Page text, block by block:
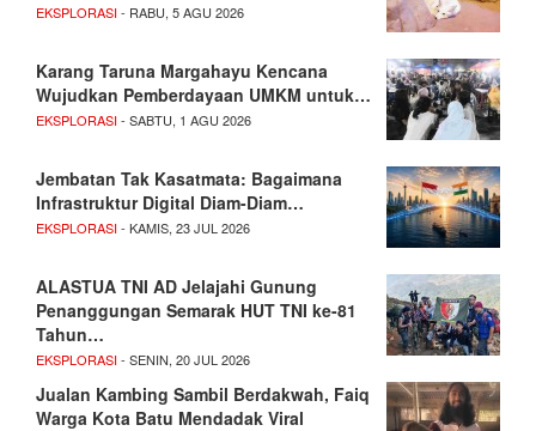
EKSPLORASI- RABU, 5 AGU 2026
Karang Taruna Margahayu Kencana
Wujudkan Pemberdayaan UMKM untuk…
EKSPLORASI- SABTU, 1 AGU 2026
Jembatan Tak Kasatmata: Bagaimana
Infrastruktur Digital Diam-Diam…
EKSPLORASI- KAMIS, 23 JUL 2026
ALASTUA TNI AD Jelajahi Gunung
Penanggungan Semarak HUT TNI ke-81
Tahun…
EKSPLORASI- SENIN, 20 JUL 2026
Jualan Kambing Sambil Berdakwah, Faiq
Warga Kota Batu Mendadak Viral